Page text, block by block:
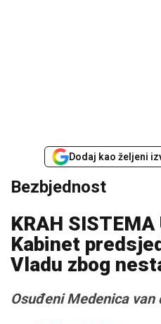
Dodaj kao željeni
Bezbjednost
KRAH SISTEMA
Kabinet
Vladu zbog
Osuđeni Medenica